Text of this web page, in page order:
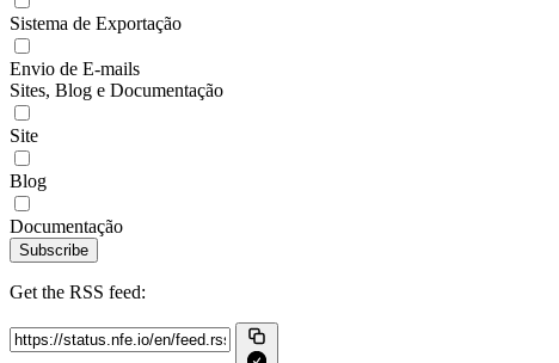
Sistema de Exportação
Envio de E-mails
Sites, Blog e Documentação
Site
Blog
Documentação
Subscribe
Get the RSS feed: